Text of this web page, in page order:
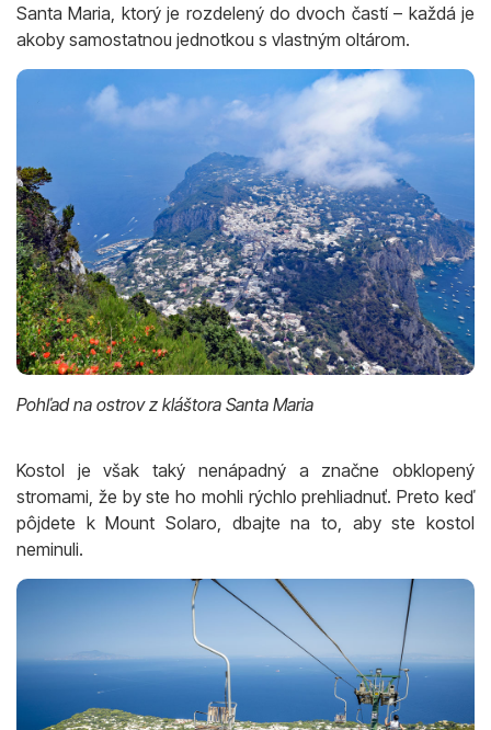
Santa Maria, ktorý je rozdelený do dvoch častí – každá je
akoby samostatnou jednotkou s vlastným oltárom.
Pohľad na ostrov z kláštora Santa Maria
Kostol je však taký nenápadný a značne obklopený
stromami, že by ste ho mohli rýchlo prehliadnuť. Preto keď
pôjdete k Mount Solaro, dbajte na to, aby ste kostol
neminuli.